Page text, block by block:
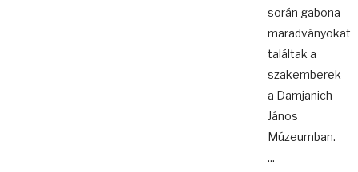
során gabona
maradványokat
találtak a
szakemberek
a Damjanich
János
Múzeumban.
...